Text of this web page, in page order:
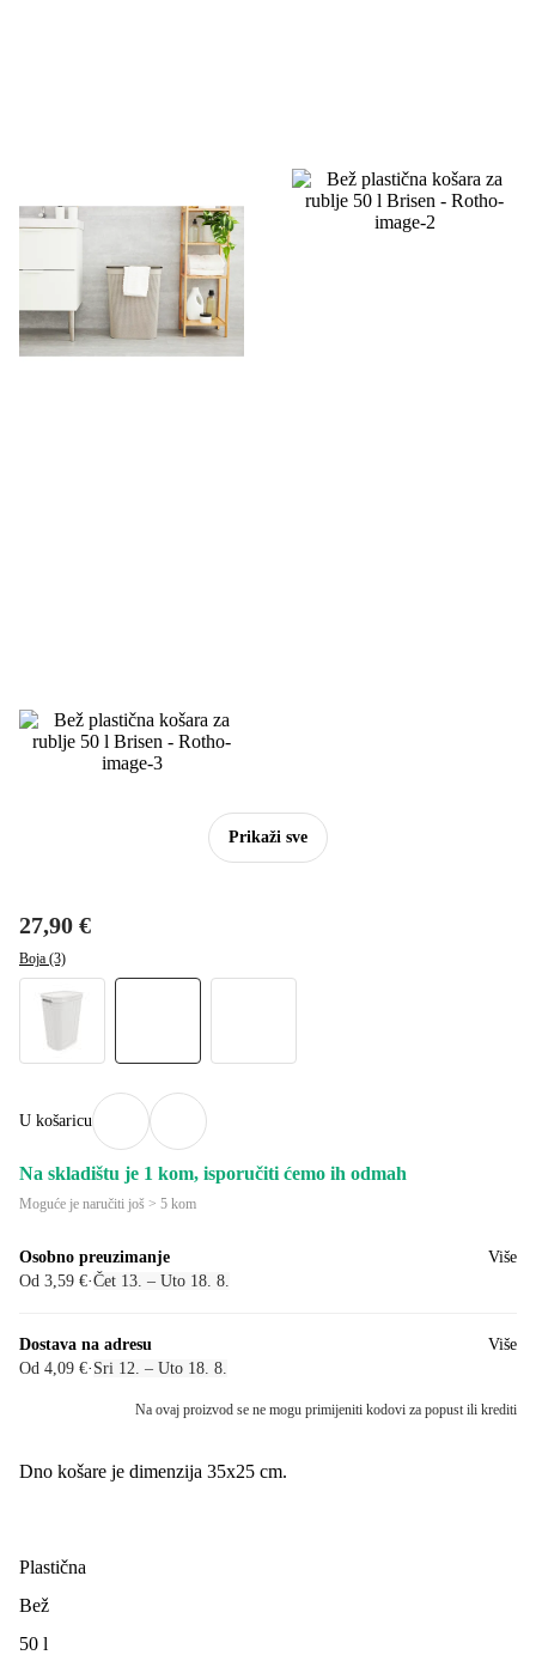
Prikaži sve
27,90 €
Boja (3)
U košaricu
Na skladištu je 1 kom, isporučiti ćemo ih odmah
Moguće je naručiti još > 5 kom
Osobno preuzimanje
Od 3,59 €·Čet 13. – Uto 18. 8.
Više
Dostava na adresu
Od 4,09 €· Sri 12. – Uto 18. 8.
Više
Na ovaj proizvod se ne mogu primijeniti kodovi za popust ili krediti
Dno košare je dimenzija 35x25 cm.
Plastična
Bež
50 l